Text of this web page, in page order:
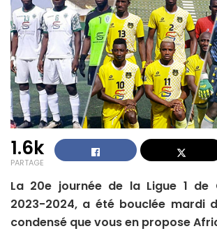
1.6k
PARTAGE
La 20e journée de la Ligue 1 de
2023-2024, a été bouclée mardi
condensé que vous en propose